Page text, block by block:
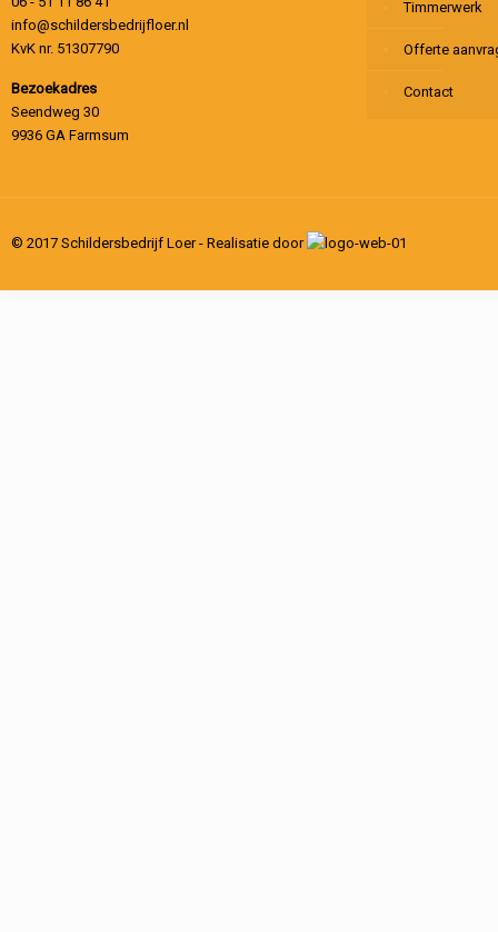
info@schildersbedrijfloer.nl
KvK nr. 51307790
Bezoekadres
Seendweg 30
9936 GA Farmsum
Timmerwerk
Offerte
Contact
© 2017 Schildersbedrijf Loer - Realisatie door